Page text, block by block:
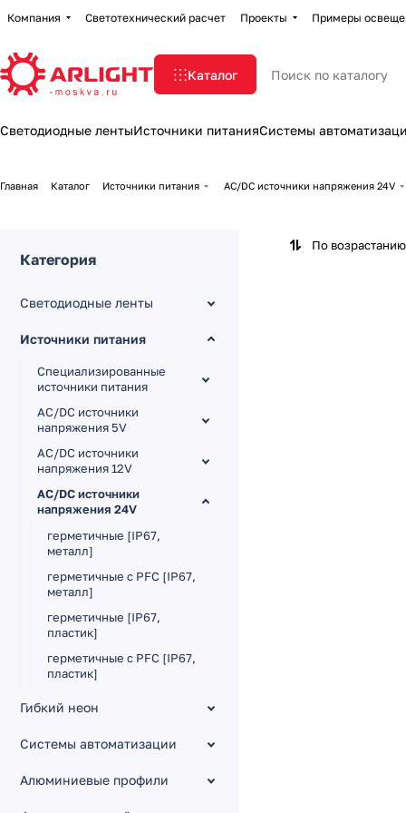
Компания Светотехнический расчет Проекты Примеры
Каталог
Светодиодные лентыИсточники питанияСистемы
Главная Каталог Источники питания AC/DC источники напряжения 24V
По
Категория
Светодиодные ленты
Источники питания
Специализированные
источники питания
AC/DC источники
напряжения 5V
AC/DC источники
напряжения 12V
AC/DC источники
напряжения 24V
герметичные [IP67,
металл]
герметичные с PFC [IP67,
металл]
герметичные [IP67,
пластик]
герметичные с PFC [IP67,
пластик]
пластик]
в защитном кожухе [IP20,
в защ. кожухе с PFC [IP20,
Гибкий неон
Системы автоматизации
Алюминиевые профили